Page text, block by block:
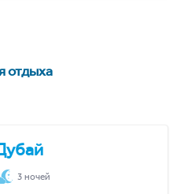
отдыха
3 ночей